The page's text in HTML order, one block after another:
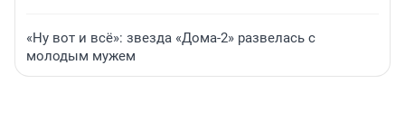
«Ну вот и всё»: звезда «Дома-2» развелась с
молодым мужем